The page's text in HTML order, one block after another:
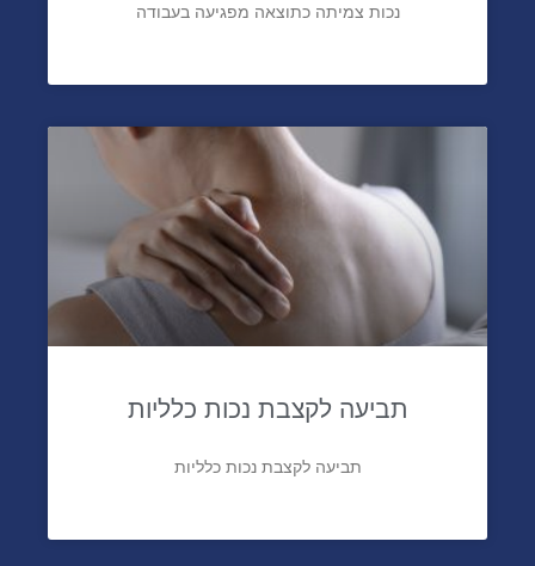
נכות צמיתה כתוצאה מפגיעה בעבודה
תביעה לקצבת נכות כלליות
תביעה לקצבת נכות כלליות